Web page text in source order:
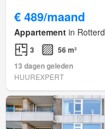
€ 489/maand
Appartement in
3
56 m²
13 dagen geleden
HUUREXPERT